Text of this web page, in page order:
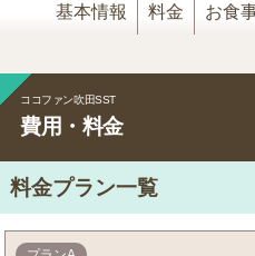
基本情報 料金 お食
ココファン吹田SST
費用・料金
料金プラン一覧